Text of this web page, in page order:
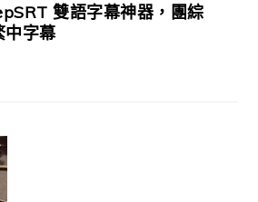
雙語字幕神器，團綜
中字幕